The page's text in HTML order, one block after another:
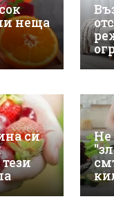
неща
си
Не